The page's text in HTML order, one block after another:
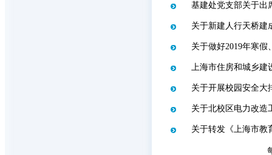
基建处党支部关于出
关于新建人行天桥建
关于做好2019年寒假
上海市住房和城乡建
关于开展校园安全大
关于北校区电力改造
关于转发《上海市教